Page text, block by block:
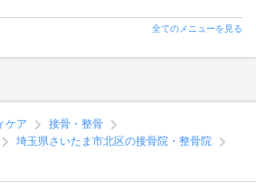
全てのメニューを見る
ケア
接骨・整骨
埼玉県さいたま市北区の接骨院・整骨院